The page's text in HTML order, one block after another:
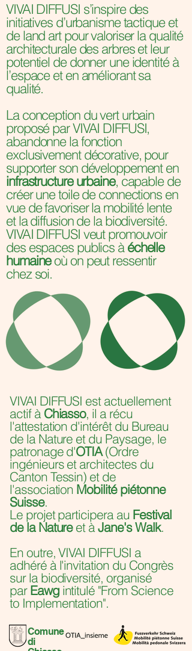
VIVAI DIFFUSI s’inspire des
initiatives d’urbanisme tactique et
de land art pour valoriser la qualité
architecturale des arbres et leur
potentiel de donner une identité à
l’espace et en améliorant sa
qualité.
La conception du vert urbain
proposé par VIVAI DIFFUSI,
abandonne la fonction
exclusivement décorative, pour
supporter son développement en
infrastructure urbaine, capable de
créer une toile de connections en
vue de favoriser la mobilité lente
et la diffusion de la biodiversité.
VIVAI DIFFUSI veut promouvoir
des espaces publics àéchelle
humaineoù on peut ressentir
chez soi.
VIVAI DIFFUSI est actuellement
actif à Chiasso, il a récu
l'attestation d'intérêt du Bureau
de la Nature et du Paysage, le
patronage d'OTIA(Ordre
ingénieurs et architectes du
Canton Tessin) et de
l'association Mobilité piétonne
Suisse.
Le projet participera au Festival
de la Natureet àJane's Walk.
En outre, VIVAI DIFFUSI a
adhéré à l'invitation du Congrès
sur la biodiversité, organisé
parEawg intitulé "From Science
to Implementation".
Comune
di